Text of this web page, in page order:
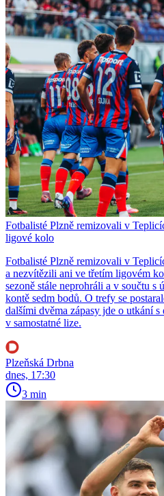
Fotbalisté Plzně remizovali v
ligové kolo
Fotbalisté Plzně remizovali v
a nezvítězili ani ve třetím ligovém
sezoně stále neprohráli a v součtu
kontě sedm bodů. O trefy se
dalšími dvěma zápasy jde o utkání
v samostatné lize.
Plzeňská Drbna
dnes, 17:30
3 min